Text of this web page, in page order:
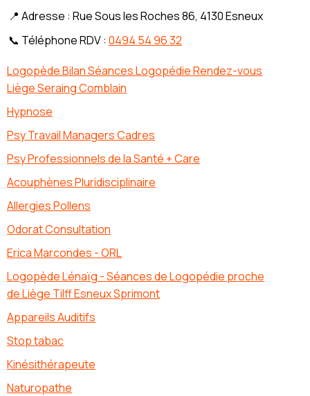
📍 Adresse : Rue Sous les Roches 86, 4130 Esneux
📞 Téléphone RDV : 0494 54 96 32
Logopède Bilan Séances Logopédie Rendez-vous
Liège Seraing Comblain
Hypnose
Psy Travail Managers Cadres
Psy Professionnels de la Santé + Care
Acouphènes Pluridisciplinaire
Allergies Pollens
Odorat Consultation
Erica Marcondes - ORL
Logopède Lénaïg - Séances de Logopédie proche
de Liège Tilff Esneux Sprimont
Appareils Auditifs
Stop tabac
Kinésithérapeute
Naturopathe